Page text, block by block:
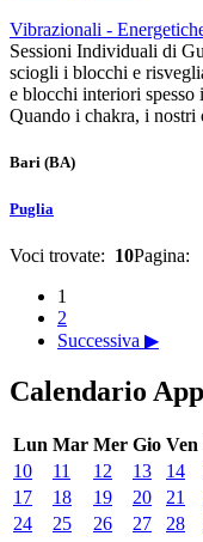
Vibrazionali -
Sessioni Individuali di
sciogli i blocchi e
e blocchi interiori spesso
Quando i chakra, i
Bari (BA)
Puglia
Voci trovate: 10Pagina:
1
2
Successiva ▶
Calendario
Lun Mar Mer Gio Ven
10
11 12 13 14
17
18 19 20 21
24
25 26 27 28